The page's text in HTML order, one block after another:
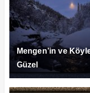
Mengen’in ve
Güzel